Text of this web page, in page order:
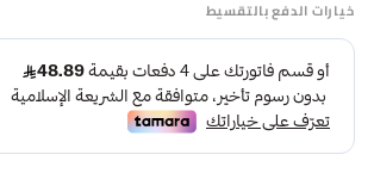
خيارات الدفع بالتقسيط